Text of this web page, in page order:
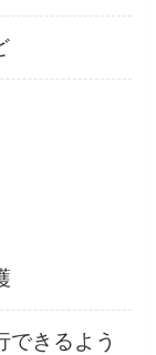
できるよう